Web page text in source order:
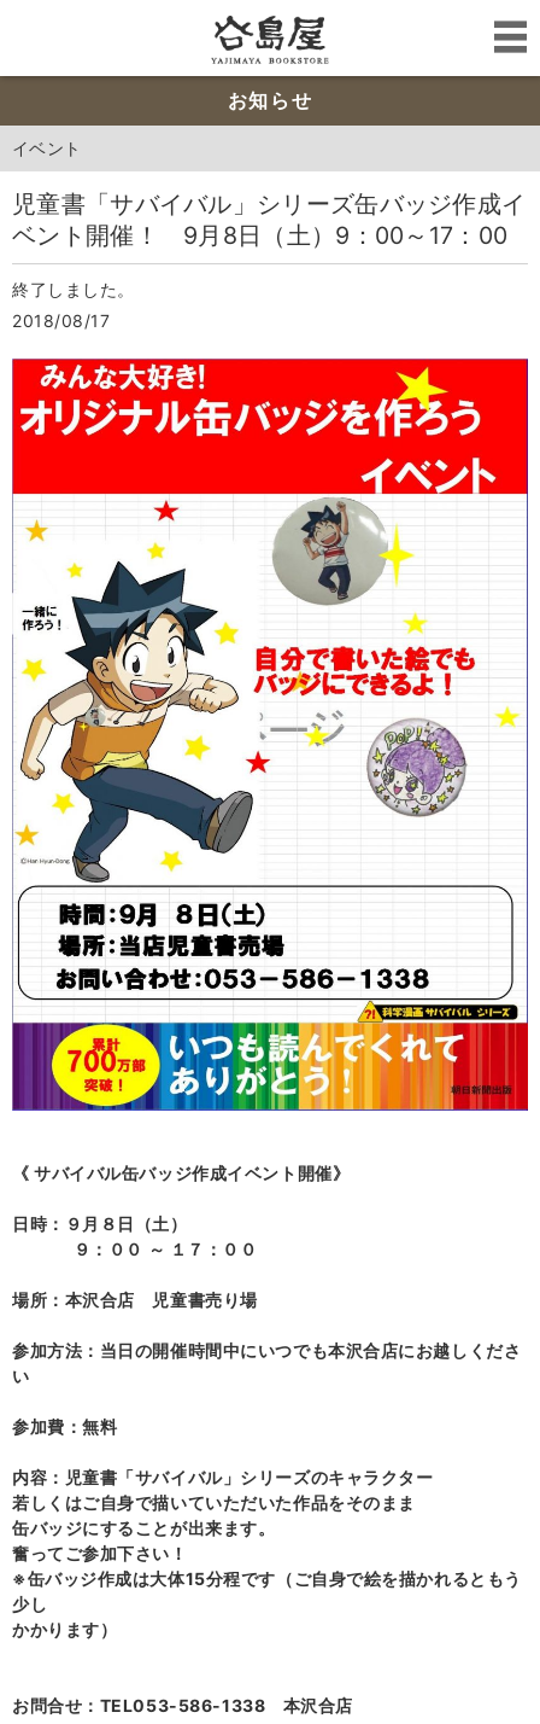
お知らせ
イベント
児童書「サバイバル」シリーズ缶バッジ作成イ
ベント開催！ 9月8日（土）9：00～17：00
終了しました。
2018/08/17
《 サバイバル缶バッジ作成イベント開催》
日時：９月８日（土）
９：００ ～ １７：００
場所：本沢合店 児童書売り場
参加方法：当日の開催時間中にいつでも本沢合店にお越しくださ
い
参加費：無料
内容：児童書「サバイバル」シリーズのキャラクター
若しくはご自身で描いていただいた作品をそのまま
缶バッジにすることが出来ます。
奮ってご参加下さい！
※缶バッジ作成は大体15分程です（ご自身で絵を描かれるともう
少し
かかります）
お問合せ：TEL053-586-1338 本沢合店